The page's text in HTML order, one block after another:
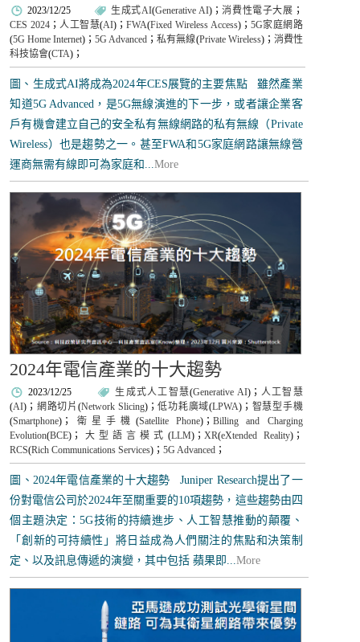
2023/12/25 生成式AI(Generative AI)； 消費性電子大展 ；
CES 2024； 人工智慧(AI)；FWA(Fixed Wireless Access)； 5G家庭網路
(5G Home Internet)；5G Advanced ；私有無線(Private Wireless)； 消費性
科技協會(CTA)；
圖、生成式AI將成為2024年CES展覽的主要焦點 雖然產業
知道5G Advanced，是5G無線演進的下一步，或者讓企業客
戶有機會建立自己的安全私有無線網路的私有無線（Private
Wireless）也是趨勢之一。甚至FWA和5G家庭網路讓無線營
運商無需有線即可為家庭和...More
2024年電信產業的十大趨勢
2023/12/25 生成式人工智慧(Generative AI)； 人工智慧
(AI)； 網路切片 (Network Slicing)； 低功耗廣域(LPWA)； 智慧型手機
(Smartphone)； 衛星手機 (Satellite Phone)；Billing and Charging
Evolution(BCE)； 大型語言模式 (LLM)； XR(eXtended Reality)；
RCS(Rich Communications Services)；5G Advanced ；
圖、2024年電信產業的十大趨勢 Juniper Research提出了一
份對電信公司於2024年至關重要的10項趨勢，這些趨勢由四
個主題決定：5G技術的持續進步、人工智慧推動的顛覆、
「創新的可持續性」將日益成為人們關注的焦點和決策制
定、以及訊息傳遞的演變，其中包括 蘋果即...More